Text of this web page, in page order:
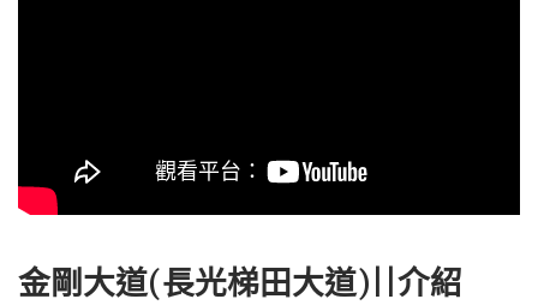
金剛大道(長光梯田大道)||介紹